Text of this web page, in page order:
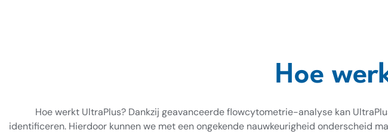
Hoe
Hoe werkt UltraPlus? Dankzij geavanceerde flowcytometrie-analyse kan
identificeren. Hierdoor kunnen we met een ongekende nauwkeurigheid onderscheid